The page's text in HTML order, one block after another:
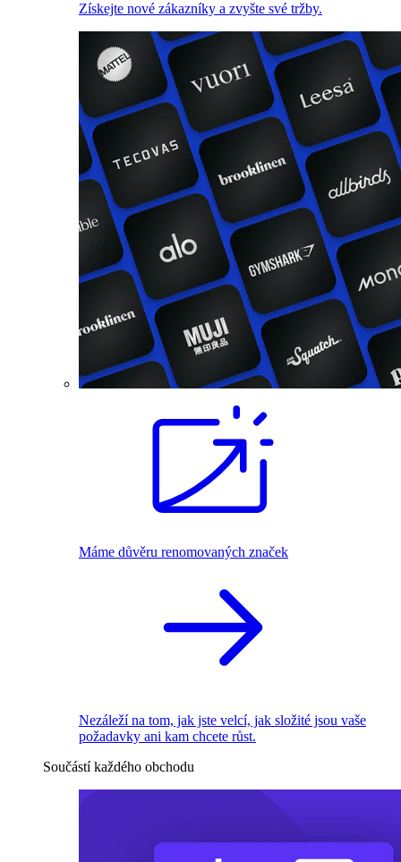
Získejte nové zákazníky a zvyšte své tržby.
Máme důvěru renomovaných značek
Nezáleží na tom, jak jste velcí, jak složité jsou vaše
požadavky ani kam chcete růst.
Součástí každého obchodu